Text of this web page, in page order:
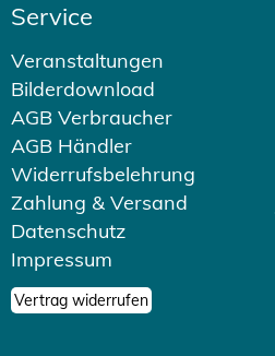
Service
Veranstaltungen
Bilderdownload
AGB Verbraucher
AGB Händler
Widerrufsbelehrung
Zahlung & Versand
Datenschutz
Impressum
Vertrag widerrufen